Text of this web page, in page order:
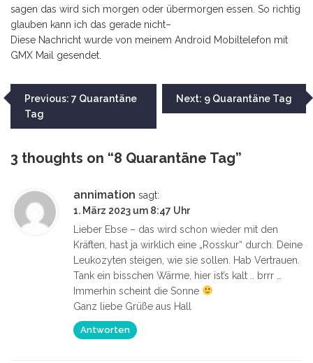
sagen das wird sich morgen oder übermorgen essen. So richtig
glauben kann ich das gerade nicht–
Diese Nachricht wurde von meinem Android Mobiltelefon mit
GMX Mail gesendet.
Beitragsnavigation
Previous: 7 Quarantäne
Tag
Next: 9 Quarantäne Tag
3 thoughts on “8 Quarantäne Tag”
annimation sagt:
1. März 2023 um 8:47 Uhr
Lieber Ebse – das wird schon wieder mit den
Kräften, hast ja wirklich eine „Rosskur“ durch. Deine
Leukozyten steigen, wie sie sollen. Hab Vertrauen.
Tank ein bisschen Wärme, hier ist’s kalt .. brrr …
Immerhin scheint die Sonne
Ganz liebe Grüße aus Hall
Antworten